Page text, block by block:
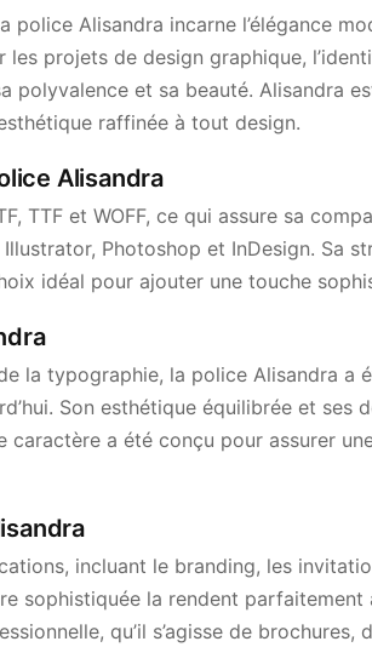
Alisandra incarne l’élégance
projets de design graphique,
polyvalence et sa beauté. Alisandra
raffinée à tout design.
Alisandra
TTF et WOFF, ce qui assure sa
Photoshop et InDesign. Sa
idéal pour ajouter une touche
la typographie, la police Alisandra a
Son esthétique équilibrée et ses
caractère a été conçu pour assurer
incluant le branding, les
sophistiquée la rendent
qu’il s’agisse de brochures,